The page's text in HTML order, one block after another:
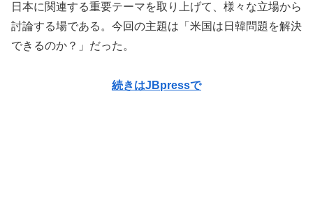
日本に関連する重要テーマを取り上げて、様々な立場から
討論する場である。今回の主題は「米国は日韓問題を解決
できるのか？」だった。
続きはJBpressで